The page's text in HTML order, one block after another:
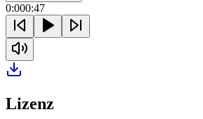
0:000:47
Lizenz